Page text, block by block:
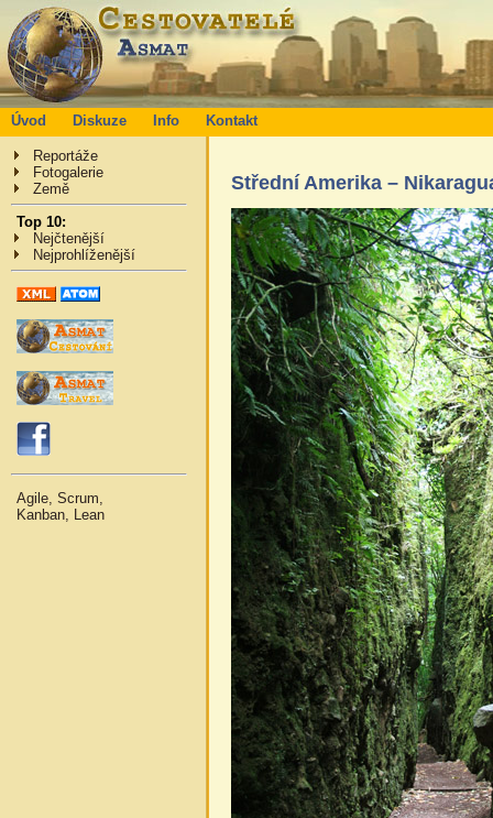
Úvod Diskuze Info Kontakt
Reportáže
Fotogalerie
Země
Top 10:
Nejčtenější
Nejprohlíženější
Agile, Scrum,
Kanban, Lean
Střední Amerika –